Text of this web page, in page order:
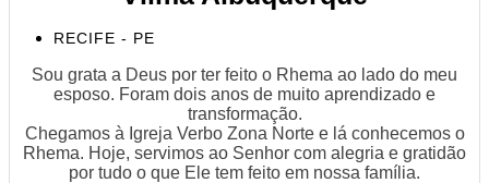
RECIFE - PE
Sou grata a Deus por ter feito o Rhema ao lado do meu
esposo. Foram dois anos de muito aprendizado e
transformação.
Chegamos à Igreja Verbo Zona Norte e lá conhecemos o
Rhema. Hoje, servimos ao Senhor com alegria e gratidão
por tudo o que Ele tem feito em nossa família.